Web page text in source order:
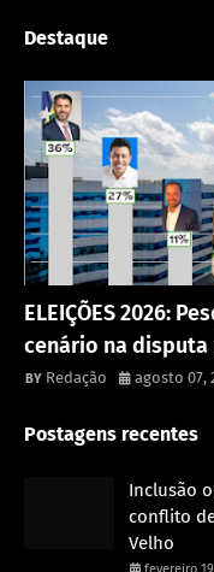
Destaque
ELEIÇÕES 2026:
cenário na disputa
Redação agosto 07,
Postagens recentes
Inclusão
conflito
Velho
fevereiro